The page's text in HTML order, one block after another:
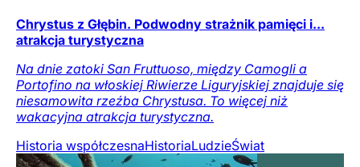
Chrystus z Głębin. Podwodny strażnik pamięci i...
atrakcja turystyczna
Na dnie zatoki San Fruttuoso, między Camogli a
Portofino na włoskiej Riwierze Liguryjskiej znajduje się
niesamowita rzeźba Chrystusa. To więcej niż
wakacyjna atrakcja turystyczna.
Historia współczesnaHistoriaLudzieŚwiat